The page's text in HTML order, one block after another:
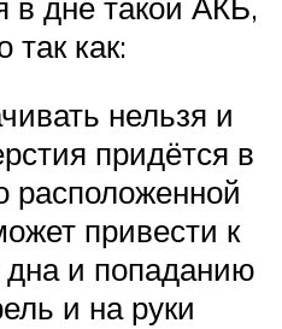
так как:
нельзя и
придётся в
расположенной
привести к
и попаданию
и на руки